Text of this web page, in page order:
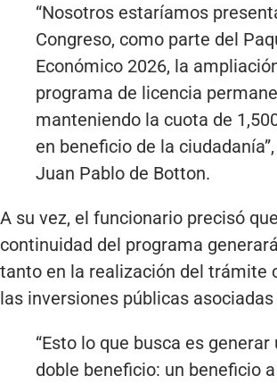
“Nosotros estaríamos
Congreso, como parte del
Económico 2026, la
programa de licencia
manteniendo la cuota de
en beneficio de la
Juan Pablo de Botton.
A su vez, el funcionario precisó
continuidad del programa
tanto en la realización del trámite
las inversiones públicas
“Esto lo que busca es generar
doble beneficio: un beneficio